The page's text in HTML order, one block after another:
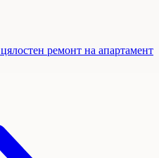
ремонт на апартамент